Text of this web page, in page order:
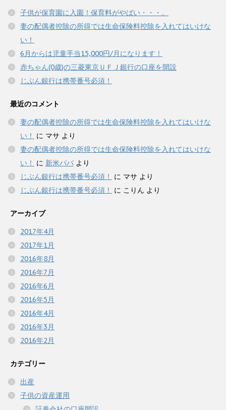
子供が保育園に入園！保育料がやばい・・・。
妻の配偶者控除の所得では生命保険料控除を入れてはいけな
い！
6月からは児童手当15,000円/月になります！
赤ちゃん(0歳)の三菱東京ＵＦＪ銀行の口座を開設
じぶん銀行は携帯番号必須！
最近のコメント
妻の配偶者控除の所得では生命保険料控除を入れてはいけな
い！
に マサ より
妻の配偶者控除の所得では生命保険料控除を入れてはいけな
い！
に 新米パパ より
じぶん銀行は携帯番号必須！
に マサ より
じぶん銀行は携帯番号必須！
に こりん より
アーカイブ
2017年4月
2017年1月
2016年8月
2016年7月
2016年6月
2016年5月
2016年4月
2016年3月
2016年2月
カテゴリー
出産
子供の資産運用